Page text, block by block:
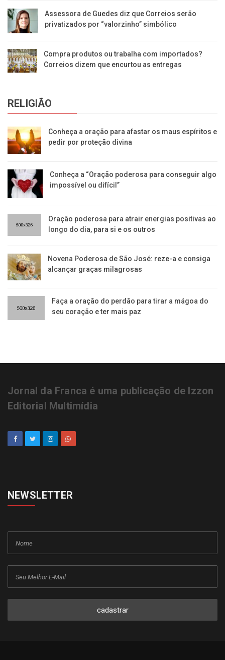
Assessora de Guedes diz que Correios serão
privatizados por “valorzinho” simbólico
Compra produtos ou trabalha com importados?
Correios dizem que encurtou as entregas
RELIGIÃO
Conheça a oração para afastar os maus espíritos e
pedir por proteção divina
Conheça a “Oração poderosa para conseguir algo
impossível ou difícil”
Oração poderosa para atrair energias positivas ao
longo do dia, para si e os outros
Novena Poderosa de São José: reze-a e consiga
alcançar graças milagrosas
Faça a oração do perdão para tirar a mágoa do
seu coração e ter mais paz
Jornal da Franca é uma publicação de Izzon
Editorial Multimídia
NEWSLETTER
cadastrar